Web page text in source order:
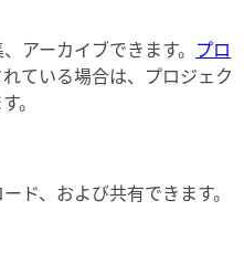
アーカイブできます。 プロ
ている場合は、プロジェク
。
ド、および共有できます。